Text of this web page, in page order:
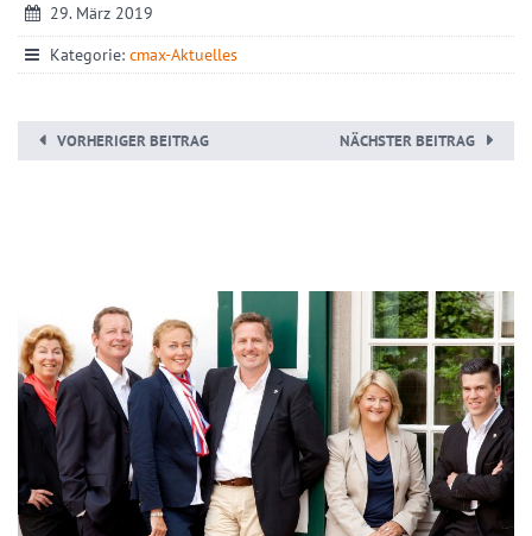
29. März 2019
Kategorie: cmax-Aktuelles
VORHERIGER BEITRAG NÄCHSTER BEITRAG